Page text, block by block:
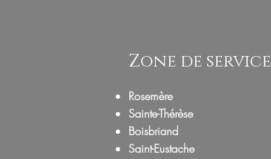
Zone de service
Rosemère
Sainte-Thérèse
Boisbriand
Saint-Eustache